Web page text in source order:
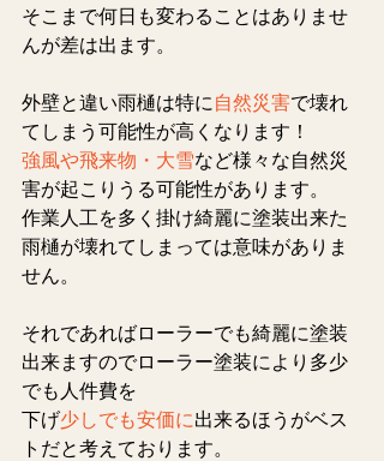
そこまで何日も変わることはありませ
んが差は出ます。
外壁と違い雨樋は特に自然災害で壊れ
てしまう可能性が高くなります！
強風や飛来物・大雪など様々な自然災
害が起こりうる可能性があります。
作業人工を多く掛け綺麗に塗装出来た
雨樋が壊れてしまっては意味がありま
せん。
それであればローラーでも綺麗に塗装
出来ますのでローラー塗装により多少
でも人件費を
下げ少しでも安価に出来るほうがベス
トだと考えております。